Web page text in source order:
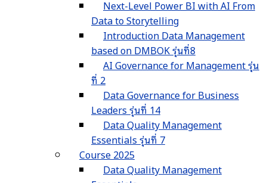
Next-Level Power BI with AI From
Data to Storytelling
Introduction Data Management
based on DMBOK รุ่นที่8
AI Governance for Management รุ่น
ที่ 2
Data Governance for Business
Leaders รุ่นที่ 14
Data Quality Management
Essentials รุ่นที่ 7
Course 2025
Data Quality Management